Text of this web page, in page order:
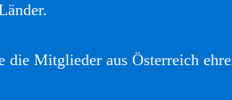
die Mitglieder aus Österreich